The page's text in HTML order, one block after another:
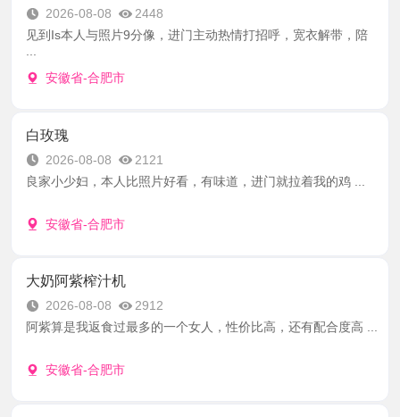
2026-08-08
2448
见到Is本人与照片9分像，进门主动热情打招呼，宽衣解带，陪
...
安徽省-合肥市
白玫瑰
2026-08-08
2121
良家小少妇，本人比照片好看，有味道，进门就拉着我的鸡 ...
安徽省-合肥市
大奶阿紫榨汁机
2026-08-08
2912
阿紫算是我返食过最多的一个女人，性价比高，还有配合度高 ...
安徽省-合肥市